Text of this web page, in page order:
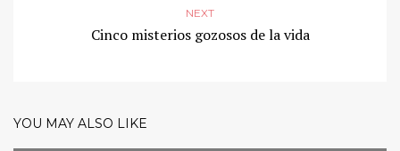
NEXT
Cinco misterios gozosos de la vida
YOU MAY ALSO LIKE